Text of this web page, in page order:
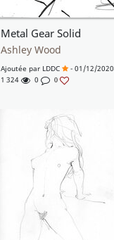
Metal Gear Solid
Ashley Wood
Ajoutée par LDDC
- 01/12/2020
1 324
0 0